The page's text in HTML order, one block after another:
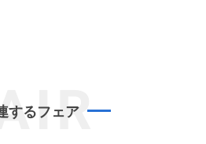
するフェア